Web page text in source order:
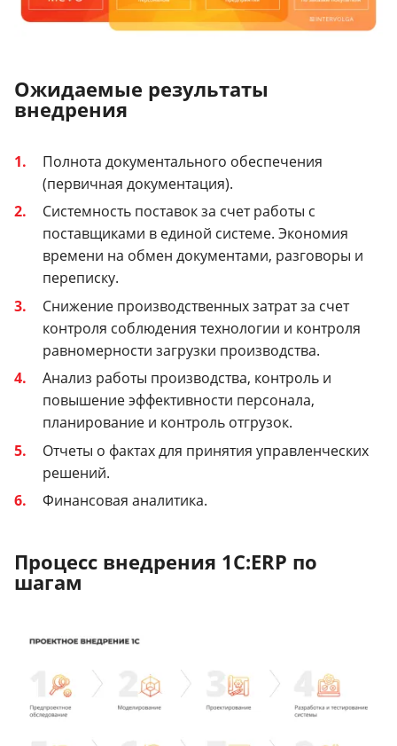
Ожидаемые результаты
внедрения
Полнота документального обеспечения
(первичная документация).
Системность поставок за счет работы с
поставщиками в единой системе. Экономия
времени на обмен документами, разговоры и
переписку.
Снижение производственных затрат за счет
контроля соблюдения технологии и контроля
равномерности загрузки производства.
Анализ работы производства, контроль и
повышение эффективности персонала,
планирование и контроль отгрузок.
Отчеты о фактах для принятия управленческих
решений.
Финансовая аналитика.
Процесс внедрения 1С:ERP по
шагам